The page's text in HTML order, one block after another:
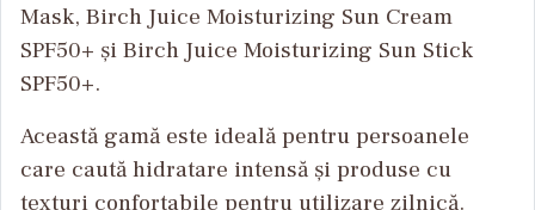
Mask, Birch Juice Moisturizing Sun Cream
SPF50+ și Birch Juice Moisturizing Sun Stick
SPF50+.
Această gamă este ideală pentru persoanele
care caută hidratare intensă și produse cu
texturi confortabile pentru utilizare zilnică.